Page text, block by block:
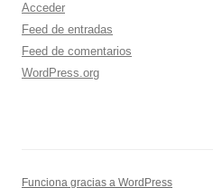
Acceder
Feed de entradas
Feed de comentarios
WordPress.org
Funciona gracias a WordPress